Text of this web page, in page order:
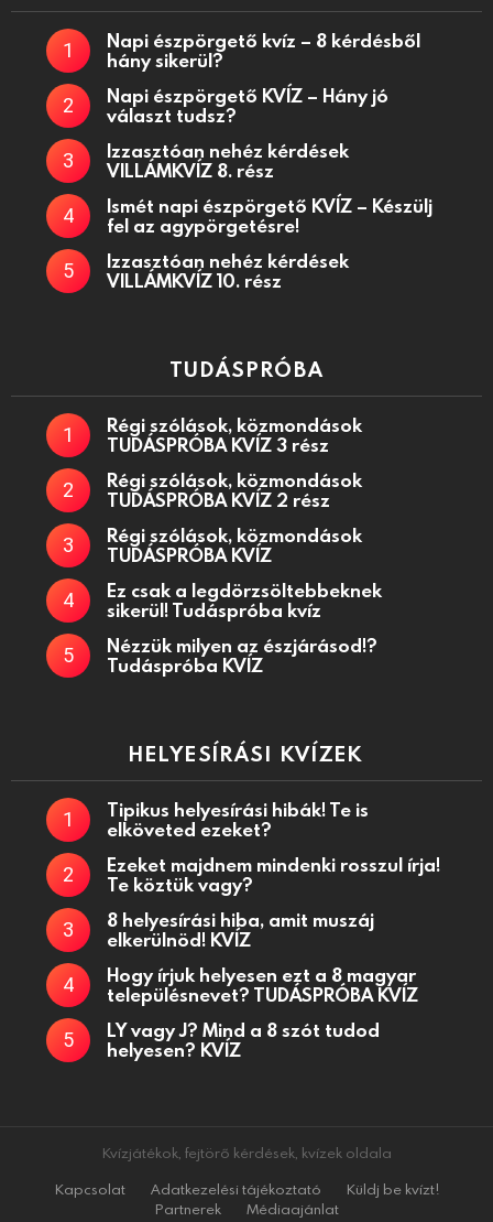
Napi észpörgető kvíz – 8 kérdésből
hány sikerül?
Napi észpörgető KVÍZ – Hány jó
választ tudsz?
Izzasztóan nehéz kérdések
VILLÁMKVÍZ 8. rész
Ismét napi észpörgető KVÍZ – Készülj
fel az agypörgetésre!
Izzasztóan nehéz kérdések
VILLÁMKVÍZ 10. rész
TUDÁSPRÓBA
Régi szólások, közmondások
TUDÁSPRÓBA KVÍZ 3 rész
Régi szólások, közmondások
TUDÁSPRÓBA KVÍZ 2 rész
Régi szólások, közmondások
TUDÁSPRÓBA KVÍZ
Ez csak a legdörzsöltebbeknek
sikerül! Tudáspróba kvíz
Nézzük milyen az észjárásod!?
Tudáspróba KVÍZ
HELYESÍRÁSI KVÍZEK
Tipikus helyesírási hibák! Te is
elköveted ezeket?
Ezeket majdnem mindenki rosszul írja!
Te köztük vagy?
8 helyesírási hiba, amit muszáj
elkerülnöd! KVÍZ
Hogy írjuk helyesen ezt a 8 magyar
településnevet? TUDÁSPRÓBA KVÍZ
LY vagy J? Mind a 8 szót tudod
helyesen? KVÍZ
Kvízjátékok, fejtörő kérdések, kvízek oldala
Kapcsolat
Adatkezelési tájékoztató
Küldj be kvízt!
Partnerek
Médiaajánlat